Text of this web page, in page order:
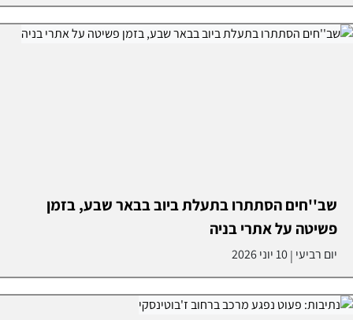
שב''חים הסתתרו בתעלת ביוב בבאר שבע, בזמן
פשיטה על אתרי בניה
יום רביעי |10 יוני 2026